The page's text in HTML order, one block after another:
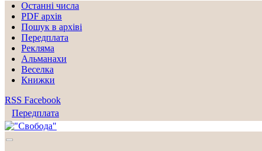
Останні числа
PDF архів
Пошук в архіві
Передплата
Рекляма
Альманахи
Веселка
Книжки
RSS Facebook
Передплата